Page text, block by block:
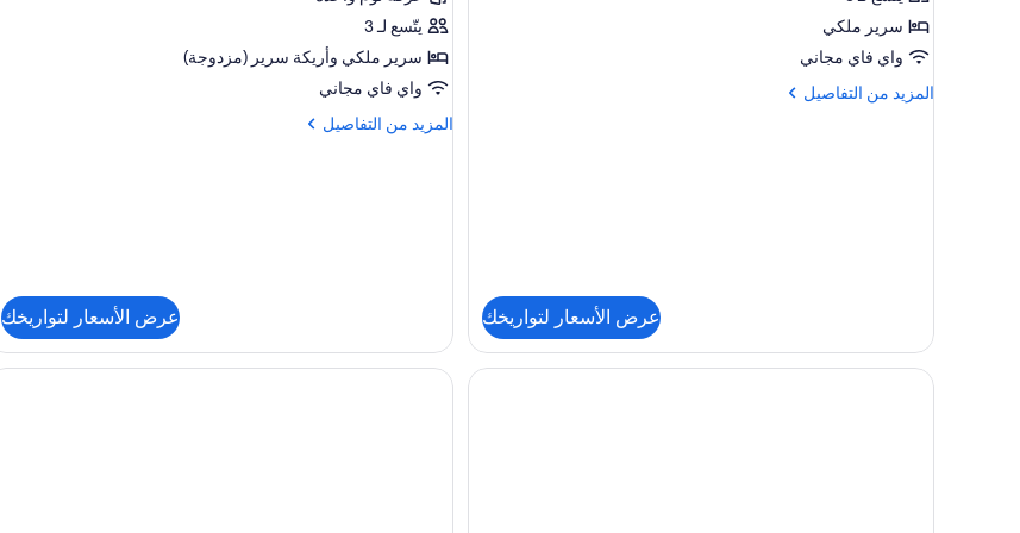
سرير ملكي
واي فاي مجاني
المزيد من التفاصيل
المزيد
عرض الأسعار لتواريخك
يتّسع لـ 3
سرير ملكي‫‬ وأريكة سرير (مزدوجة)
واي فاي مجاني
المزيد من التفاصيل
المزيد
عرض الأسعار لتواريخك